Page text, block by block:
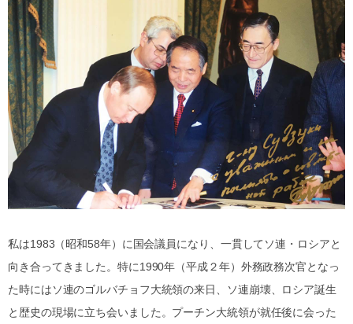
私は1983（昭和58年）に国会議員になり、一貫してソ連・ロシアと
向き合ってきました。特に1990年（平成２年）外務政務次官となっ
た時にはソ連のゴルバチョフ大統領の来日、ソ連崩壊、ロシア誕生
と歴史の現場に立ち会いました。プーチン大統領が就任後に会った